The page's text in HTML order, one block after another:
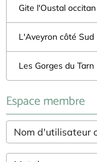
Gite l'Oustal occitan
L'Aveyron côté Sud
Les Gorges du Tarn
Espace membre